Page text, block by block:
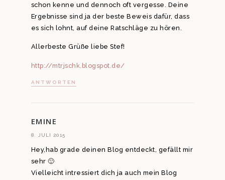
schon kenne und dennoch oft vergesse. Deine
Ergebnisse sind ja der beste Beweis dafür, dass
es sich lohnt, auf deine Ratschläge zu hören.
Allerbeste Grüße liebe Stef!
http://mtrjschk.blogspot.de/
ANTWORTEN
EMINE
8. JULI 2015
Hey,hab grade deinen Blog entdeckt, gefällt mir
sehr 🙂
Vielleicht intressiert dich ja auch mein Blog